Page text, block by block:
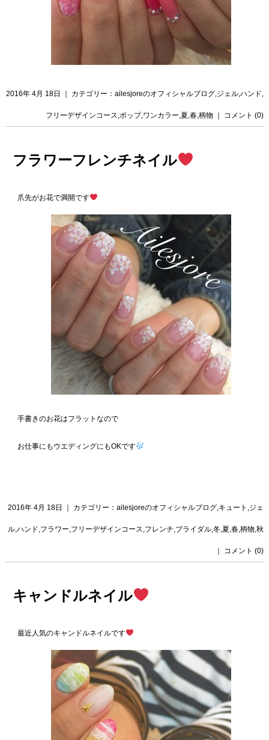
2016年 4月 18日 ｜ カテゴリー：ailesjoreのオフィシャルブログ,ジェル,ハンド,
フリーデザインコース,ポップ,ワンカラー,夏,春,柄物 コメント (0)
フラワーフレンチネイル
爪先がお花で満開です
手書きのお花はフラットなので
お仕事にもウエディングにもOKです
2016年 4月 18日 ｜ カテゴリー：ailesjoreのオフィシャルブログ,キュート ,ジェ
ル,ハンド,フラワー,フリーデザインコース,フレンチ,ブライダル,冬,夏,春,柄物,秋
コメント (0)
キャンドルネイル
最近人気のキャンドルネイルです